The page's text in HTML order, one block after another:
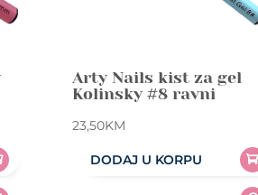
Arty Nails kist za gel
Kolinsky #8 ravni
23,50KM
DODAJ U KORPU